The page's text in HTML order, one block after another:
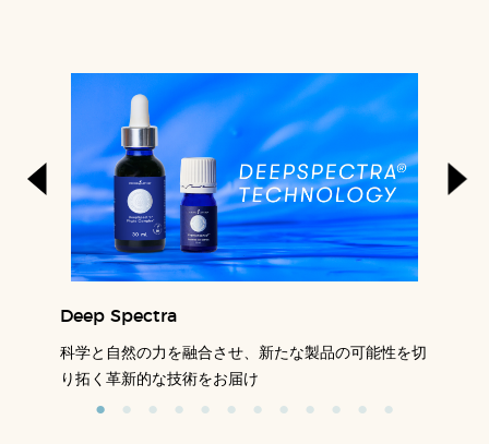
Deep Spectra
科学と自然の力を融合させ、新たな製品の可能性を切
り拓く革新的な技術をお届け